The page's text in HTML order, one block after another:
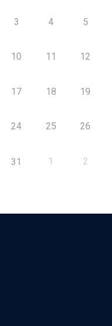
3 4 5
10 11 12
17 18 19
24 25 26
31 1 2